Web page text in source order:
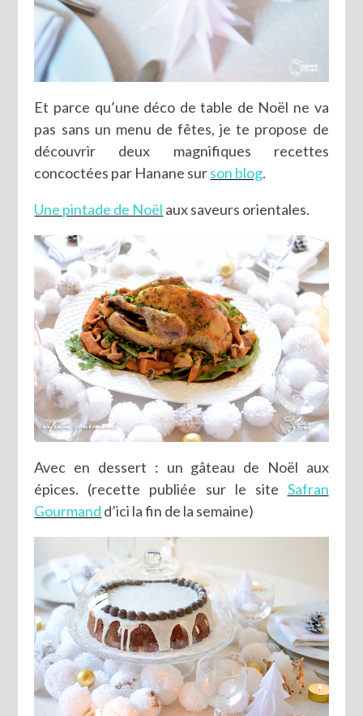
Et parce qu’une déco de table de Noël ne va
pas sans un menu de fêtes, je te propose de
découvrir deux magnifiques recettes
concoctées par Hanane surson blog.
Une pintade de Noël aux saveurs orientales.
Avec en dessert : un gâteau de Noël aux
épices. (recette publiée sur le site Safran
Gourmand d’ici la fin de la semaine)